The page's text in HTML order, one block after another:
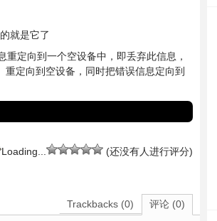
就是它了
定向到一个空设备中，即丢弃此信息，
定向到空设备，同时把错误信息定向到
(还没有人进行评分)
Loading...
评论 (0)
Trackbacks (0)